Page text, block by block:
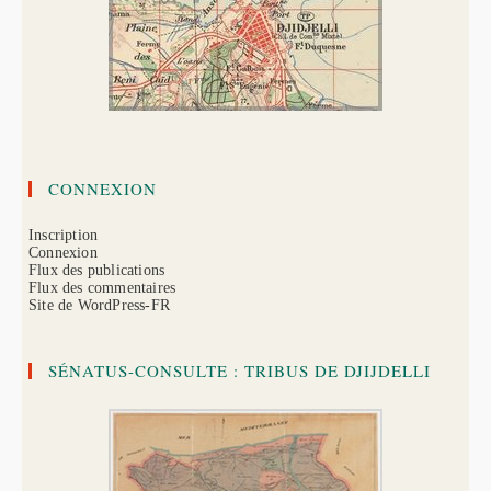
CONNEXION
Inscription
Connexion
Flux des publications
Flux des commentaires
Site de WordPress-FR
SÉNATUS-CONSULTE : TRIBUS DE DJIJDELLI